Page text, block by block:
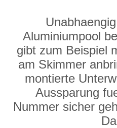
Aluminiumpool
gibt zum Beispiel
am Skimmer
montierte
Aussparung
Nummer sicher